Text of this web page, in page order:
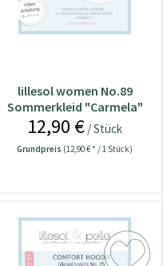
lillesol women No.89
Sommerkleid "Carmela"
12,90 € / Stück
Grundpreis (12,90 € * / 1 Stück)